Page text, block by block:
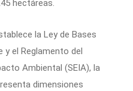
hectáreas.
la Ley de Bases
y el Reglamento del
Ambiental (SEIA), la
dimensiones